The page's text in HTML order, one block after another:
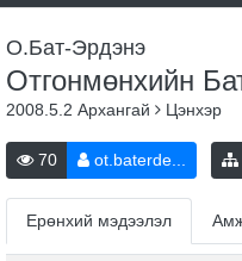
О.Бат-Эрдэнэ
Отгонмөнхийн
2008.5.2 Архангай Цэнхэр
70 ot.baterde...
Ерөнхий мэдээлэл